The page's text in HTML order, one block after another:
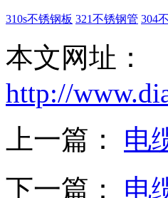
310s不锈钢板 321不锈钢管 304
本文网址：
http://
上一篇： 电
下一篇： 电